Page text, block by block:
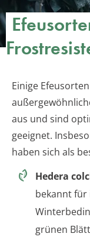
Einige
aus und sind
geeignet.
haben sich als
Hedera
bekannt
grünen